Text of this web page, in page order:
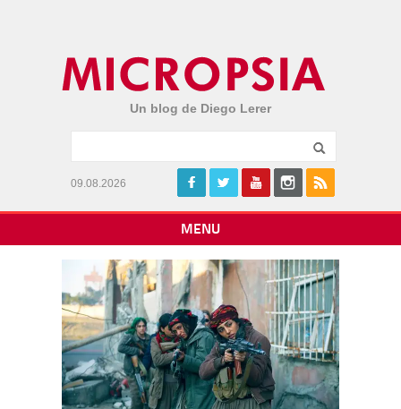
Un blog de Diego Lerer
09.08.2026
MENU